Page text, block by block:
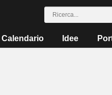
Calendario Idee